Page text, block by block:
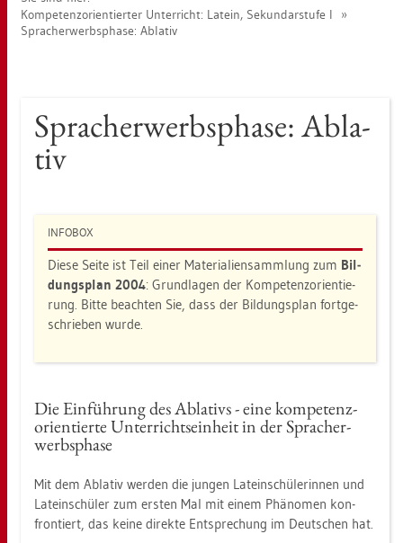
Kom­pe­tenz­ori­en­tier­ter Un­ter­richt: La­tein, Se­kun­dar­stu­fe I
Sprach­er­werbs­pha­se: Ab­la­tiv
Sprach­er­werbs­pha­se: Ab­la­
tiv
IN­FO­BOX
Diese Seite ist Teil einer Ma­te­ria­li­en­samm­lung zum Bil­
dungs­plan 2004: Grund­la­gen der Kom­pe­tenz­ori­en­tie­
rung. Bitte be­ach­ten Sie, dass der Bil­dungs­plan fort­ge­
schrie­ben wurde.
Die Ein­füh­rung des Ab­la­tivs - eine kom­pe­tenz­
ori­en­tier­te Un­ter­richts­ein­heit in der Sprach­er­
werbs­pha­se
Mit dem Ab­la­tiv wer­den die jun­gen La­tein­schü­le­rin­nen und
La­tein­schü­ler zum ers­ten Mal mit einem Phä­no­men kon­
fron­tiert, das keine di­rek­te Ent­spre­chung im Deut­schen hat.